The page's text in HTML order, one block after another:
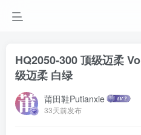
HQ2050-300 顶级迈柔
级迈柔 白绿
莆田鞋Putianxie
33天前发布